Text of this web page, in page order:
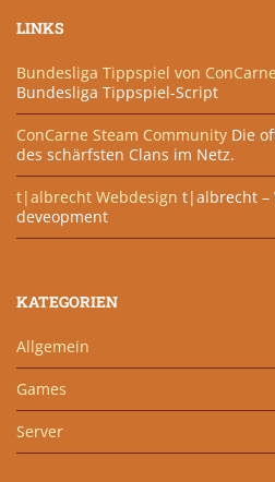
LINKS
Bundesliga Tippspiel von
Bundesliga Tippspiel-Script
ConCarne Steam Community Die
des schärfsten Clans im Netz.
t|albrecht Webdesign t|albrecht –
deveopment
KATEGORIEN
Allgemein
Games
Server